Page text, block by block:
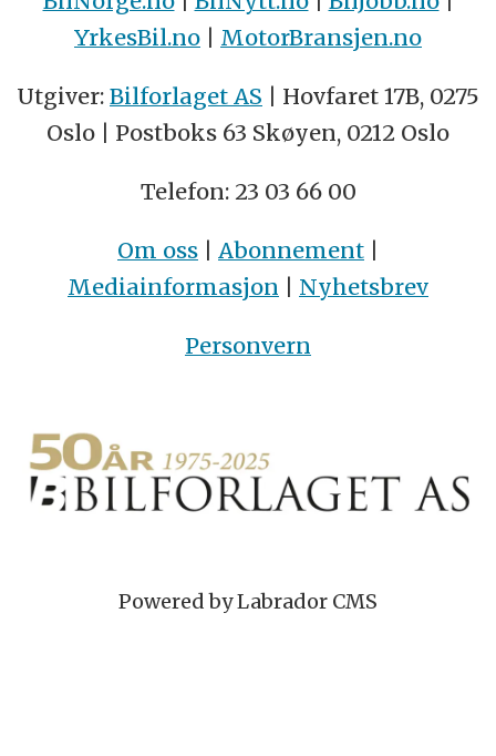
YrkesBil.no | MotorBransjen.no
Utgiver: Bilforlaget AS | Hovfaret 17B, 0275
Oslo | Postboks 63 Skøyen, 0212 Oslo
Telefon: 23 03 66 00
Om oss | Abonnement |
Mediainformasjon | Nyhetsbrev
Personvern
Powered by Labrador CMS